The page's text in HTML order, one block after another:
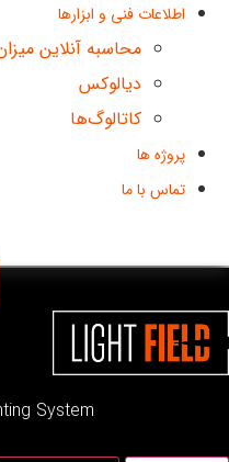
اطلاعات فنی و ابزارها
محاسبه آنلاین
دیالوکس
کاتالوگ‌ها
پروژه ها
تماس با ما
System